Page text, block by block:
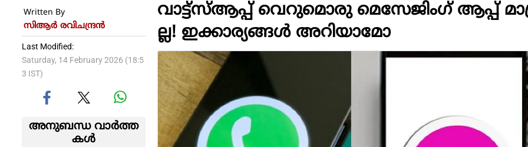
Written By
സിആര്‍ രവിചന്ദ്രന്‍
Last Modified:
Saturday, 14 February 2026 (18:5
3 IST)
അനുബന്ധ വാര്‍ത്ത
കള്‍
വാട്ട്സ്ആപ്പ് വെറുമൊരു മെസേജിംഗ് ആപ്പ്
ല്ല! ഇക്കാര്യങ്ങള്‍ അറിയാമോ